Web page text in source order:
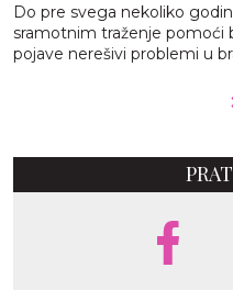
Do pre svega nekoliko
sramotnim traženje pomoći
pojave nerešivi problemi u